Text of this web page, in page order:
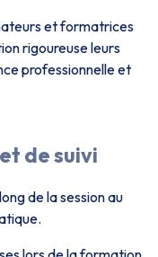
et formatrices
rigoureuse leurs
professionnelle et
de suivi
de la session au